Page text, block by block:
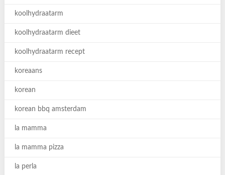
koolhydraatarm
koolhydraatarm dieet
koolhydraatarm recept
koreaans
korean
korean bbq amsterdam
la mamma
la mamma pizza
la perla